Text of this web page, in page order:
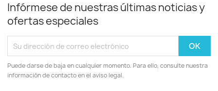
Infórmese de nuestras últimas noticias y
ofertas especiales
Puede darse de baja en cualquier momento. Para ello, consulte nuestra
información de contacto en el aviso legal.